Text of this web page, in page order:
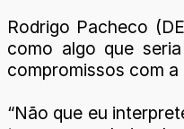
Rodrigo Pacheco
como algo que
compromissos com
“Não que eu